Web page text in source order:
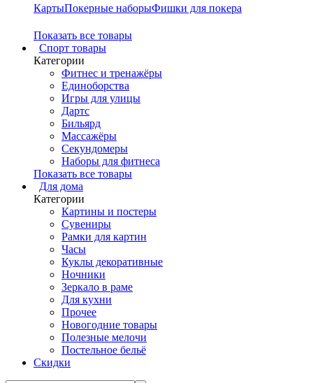
КартыПокерные наборыФишки для покера
Показать все товары
Cпорт товары
Категории
Фитнес и тренажёры
Единоборства
Игры для улицы
Дартс
Бильярд
Массажёры
Секундомеры
Наборы для фитнеса
Показать все товары
Для дома
Категории
Картины и постеры
Сувениры
Рамки для картин
Часы
Куклы декоративные
Ночники
Зеркало в раме
Для кухни
Прочее
Новогодние товары
Полезные мелочи
Постельное бельё
Скидки